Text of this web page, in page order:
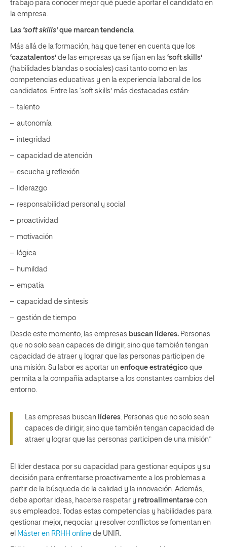
trabajo para conocer mejor qué puede aportar el candidato en
la empresa.
Las ‘soft skills’que marcan tendencia
Más allá de la formación, hay que tener en cuenta que los
‘cazatalentos’ de las empresas ya se fijan en las ‘soft skills’
(habilidades blandas o sociales) casi tanto como en las
competencias educativas y en la experiencia laboral de los
candidatos. Entre las ‘soft skills’ más destacadas están:
– talento
– autonomía
– integridad
– capacidad de atención
– escucha y reflexión
– liderazgo
– responsabilidad personal y social
– proactividad
– motivación
– lógica
– humildad
– empatía
– capacidad de síntesis
– gestión de tiempo
Desde este momento, las empresas buscan líderes. Personas
que no solo sean capaces de dirigir, sino que también tengan
capacidad de atraer y lograr que las personas participen de
una misión. Su labor es aportar un enfoque estratégico que
permita a la compañía adaptarse a los constantes cambios del
entorno.
Las empresas buscan líderes. Personas que no solo sean
capaces de dirigir, sino que también tengan capacidad de
atraer y lograr que las personas participen de una misión”
El líder destaca por su capacidad para gestionar equipos y su
decisión para enfrentarse proactivamente a los problemas a
partir de la búsqueda de la calidad y la innovación. Además,
debe aportar ideas, hacerse respetar y retroalimentarse con
sus empleados. Todas estas competencias y habilidades para
gestionar mejor, negociar y resolver conflictos se fomentan en
el Máster en RRHH online de UNIR.